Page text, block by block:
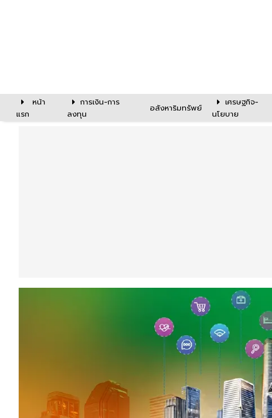
หน้า
แรก
การเงิน-การ
ลงทุน
อสังหาริมทรัพย์
เศรษฐกิจ-
นโยบาย